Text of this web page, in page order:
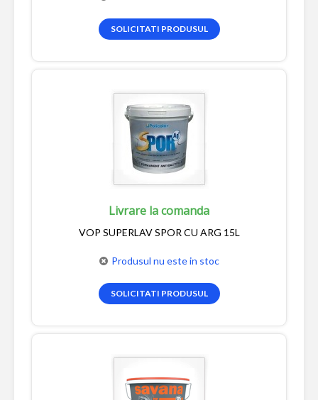
SOLICITATI PRODUSUL
Livrare la comanda
VOP SUPERLAV SPOR CU ARG 15L
Produsul nu este in stoc
SOLICITATI PRODUSUL